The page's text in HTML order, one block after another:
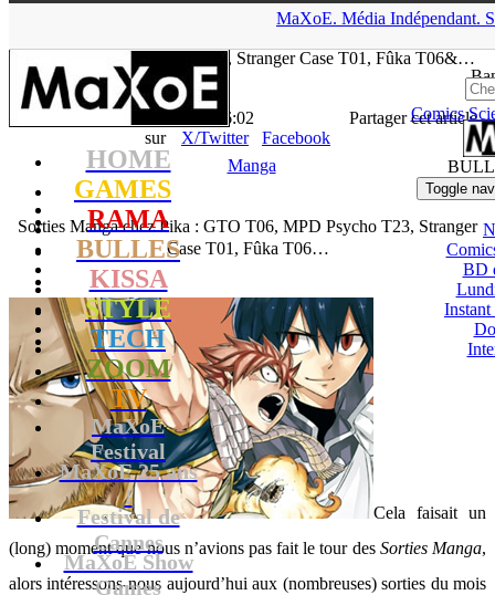
MaXoE. Média Indépendant.
HOME
GAMES
RAMA
BULLES
KISSA
STYLE
TECH
ZOOM
TV
MaXoE
Festival
MaXoE 25 ans
!
Festival de
Cannes
MaXoE Show
Games
Comics
Toggle
BD
Instant
GTO T06, MPD Psycho T23, Stranger Case T01, Fûka T06&…
- 02.01.18, 16:02
Partager cet article
sur
X/Twitter
Facebook
Manga
Sorties Manga chez Pika : GTO T06, MPD Psycho T23, Stranger
Case T01, Fûka T06…
Cela faisait un
(long) moment que nous n’avions pas fait le tour des Sorties Manga,
alors intéressons-nous aujourd’hui aux (nombreuses) sorties du mois